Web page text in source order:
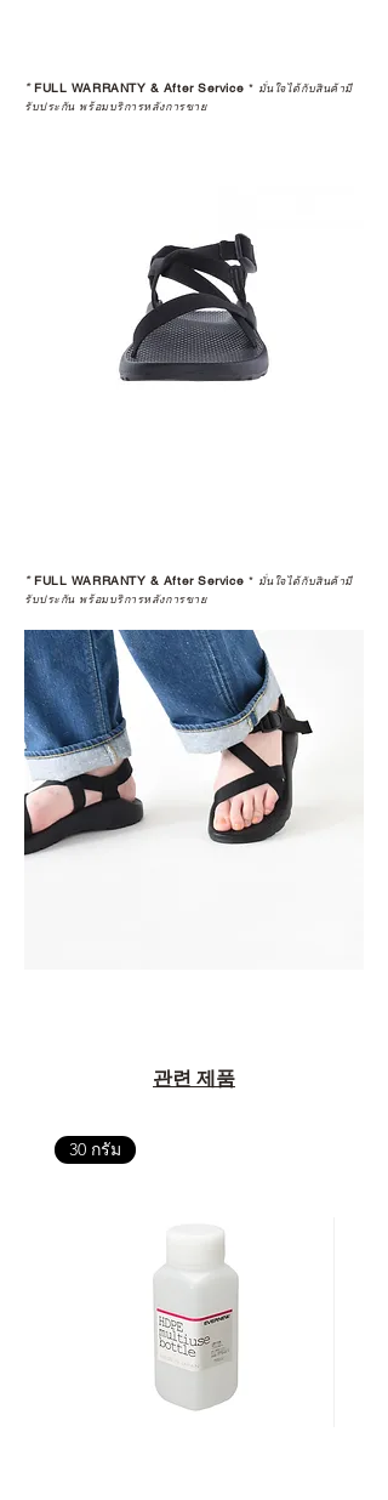
*FULL WARRANTY & After Service * มั่นใจได้กับสินค้ามี
รับประกัน พร้อมบริการหลังการขาย
*FULL WARRANTY & After Service * มั่นใจได้กับสินค้ามี
รับประกัน พร้อมบริการหลังการขาย
관련 제품
30 กรัม